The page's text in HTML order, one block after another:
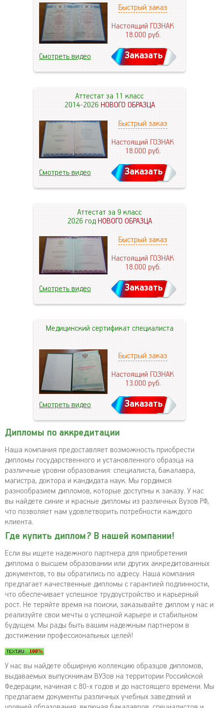
Быстрый заказ
Настоящий ГОЗНАК
18.000руб.
Смотреть видео Заказать
Аттестат за 11 класс
2014-2026НОВОГО ОБРАЗЦА
Быстрый заказ
Настоящий ГОЗНАК
18.000руб.
Смотреть видео Заказать
Аттестат за 9 класс
2026 годНОВОГО ОБРАЗЦА
Быстрый заказ
Настоящий ГОЗНАК
18.000руб.
Смотреть видео Заказать
Медицинский сертификат специалиста
Быстрый заказ
Настоящий ГОЗНАК
13.000руб.
Смотреть видео Заказать
Дипломы по аккредитации
Наша компания предоставляет возможность приобрести
дипломы государственного и установленного образца на
различные уровни образования: специалиста, бакалавра,
магистра, доктора и кандидата наук. Мы гордимся
разнообразием дипломов, которые доступны к заказу. У нас
вы найдете синие и красные дипломы из различных Вузов РФ,
что позволяет нам удовлетворить потребности каждого
клиента.
Где купить диплом? В нашей компании!
Если вы ищете надежного партнера для приобретения
диплома о высшем образовании или других аккредитованных
документов, то вы обратились по адресу. Наша компания
предлагает качественные дипломы с гарантией подлинности,
что обеспечивает успешное трудоустройство и карьерный
рост. Не теряйте время на поиски, заказывайте диплом у нас и
реализуйте свои мечты о успешной карьере и стабильном
будущем. Мы рады быть вашим надежным партнером в
достижении профессиональных целей!
У нас вы найдете обширную коллекцию образцов дипломов,
выдаваемых выпускникам ВУЗов на территории Российской
Федерации, начиная с 80-х годов и до настоящего времени. Мы
предлагаем документы различных учебных заведений и